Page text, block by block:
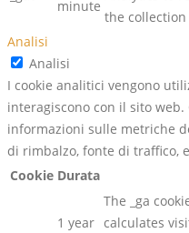
minute
the
Analisi
Analisi
I cookie analitici vengono
interagiscono con il sito
informazioni sulle metriche
di rimbalzo, fonte di traffico,
Cookie Durata
1 year
The _ga
calculates